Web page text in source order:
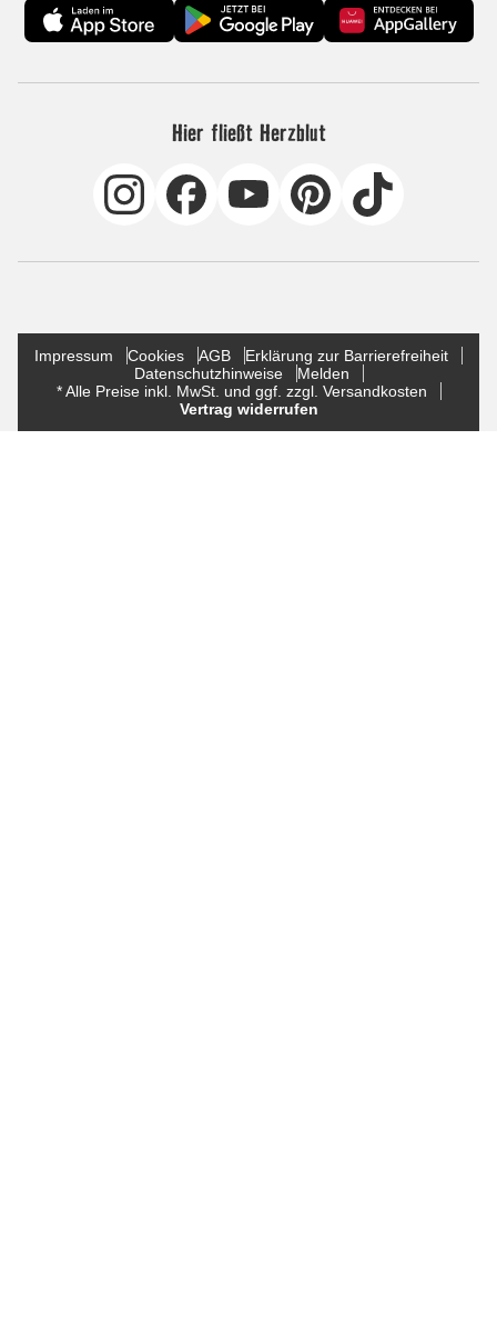
Hier fließt Herzblut
Impressum Cookies AGB
Erklärung zur Barrierefreiheit
Datenschutzhinweise
Melden
* Alle Preise inkl. MwSt. und ggf. zzgl. Versandkosten
Vertrag widerrufen